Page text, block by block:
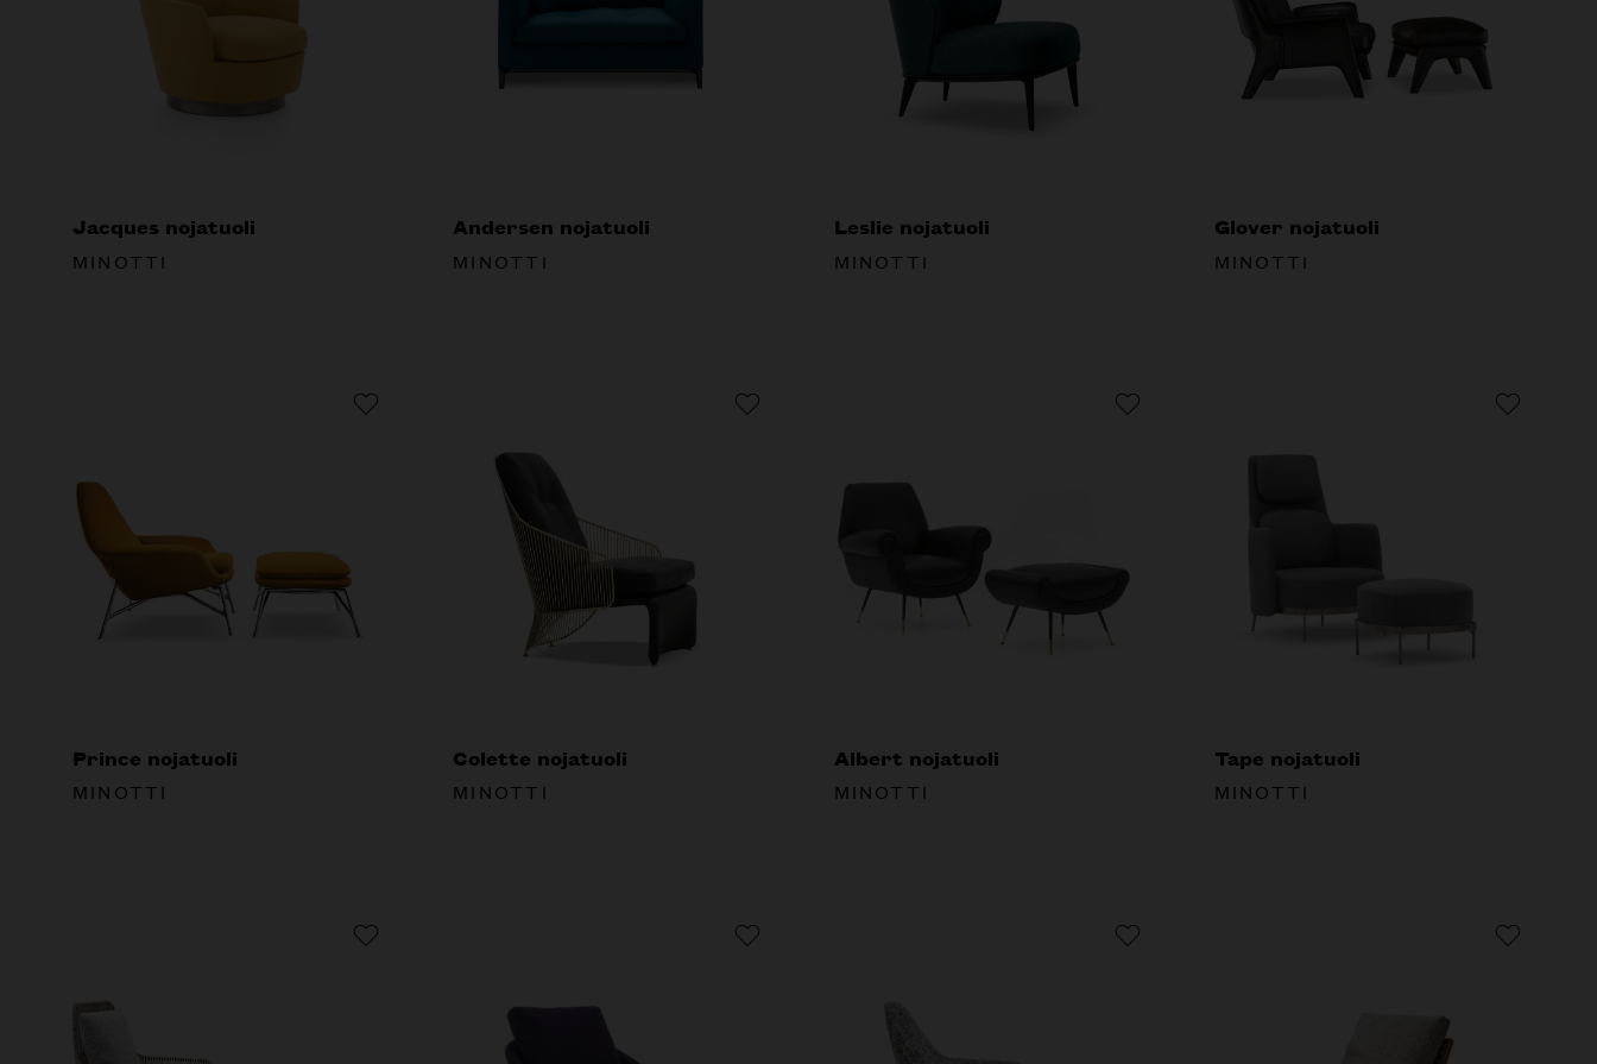
Jacques nojatuoli
MINOTTI
Andersen nojatuoli
MINOTTI
Leslie nojatuoli
MINOTTI
Glover nojatuoli
MINOTTI
Prince nojatuoli
MINOTTI
Colette nojatuoli
MINOTTI
Albert nojatuoli
MINOTTI
Tape nojatuoli
MINOTTI